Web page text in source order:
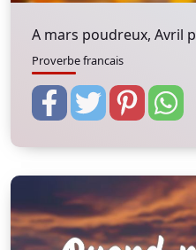
A mars poudreux, Avril
Proverbe francais